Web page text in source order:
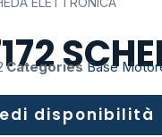
Categories Base
disponibilità